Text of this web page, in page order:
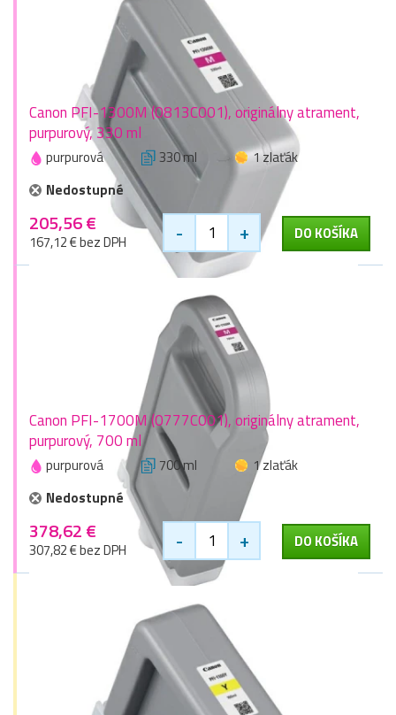
Canon PFI-1300M (0813C001), originálny atrament,
purpurový, 330 ml
purpurová 330 ml
1 zlaťák
Nedostupné
205,56 €
167,12 € bez DPH - + DO KOŠÍKA
Canon PFI-1700M (0777C001), originálny atrament,
purpurový, 700 ml
purpurová 700 ml
1 zlaťák
Nedostupné
378,62 €
307,82 € bez DPH - + DO KOŠÍKA